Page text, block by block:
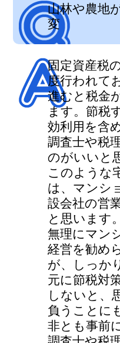
山林や農地
変
固定資産税
度行われて
進むと税金
ます。節税
効利用を含
調査士や税
のがいいと
このような
は、マンシ
設会社の営
と思います。
無理にマン
経営を勧め
が、しっか
元に節税対
しないと、
負うことに
非とも事前